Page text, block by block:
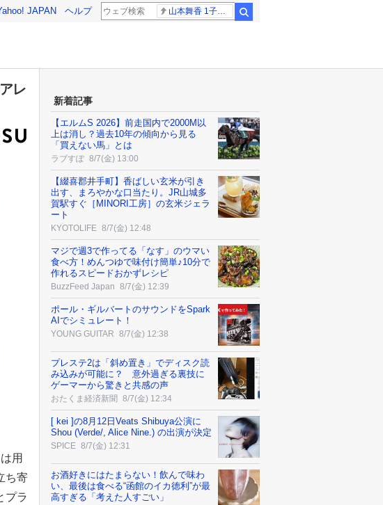
JAPAN ヘルプ 山本舞香 1子出産
レ
用
ち寄
プラ
新着記事
【エルムS 2026】前走国内で2000М以
上は消し？過去10年の傾向から見る
「買えない馬」とは
ラブすぽ 8/7(金) 13:00
【綴喜郡井手町】香ばしい玄米が引き
出す、まろやかな口当たり。JR山城多
賀駅すぐ［MINORI工房］の玄米ジェラ
ート
KYOTOLIFE 8/7(金) 12:48
マジで週3で作ってる「なす」のウマい
食べ方！めんつゆで味付け簡単♪10分で
作れるスピードおかずレシピ
BuzzFeed Japan 8/7(金) 12:39
ポール・ギルバートのサウンドをSpark
AIでシミュレート！
YOUNG GUITAR 8/7(金) 12:38
プレステ2は「斜め置き」でディスク読
み込みが可能に？ 意外過ぎる裏技に
ゲーマーから驚きと共感の声
おたくま経済新聞 8/7(金) 12:34
[ kei ]の8月12日Veats Shibuya公演に
Shou (Verde/, Alice Nine.) の出演が決定
SPICE 8/7(金) 12:31
お酒好きにはたまらない！飲んで味わ
い、最後は食べる“函館のイカ徳利”が最
高すぎる「考えた人すごい」